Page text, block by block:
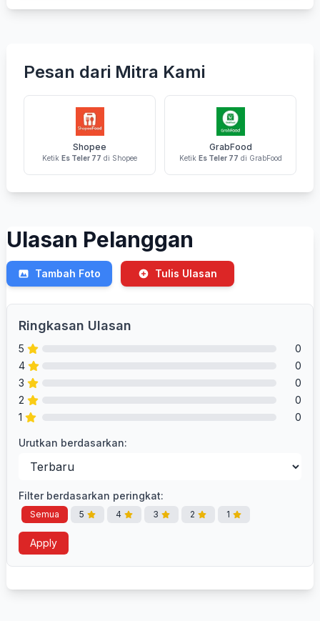
Pesan dari Mitra Kami
Shopee
Ketik Es Teler 77 di Shopee
GrabFood
Ketik Es Teler 77 di GrabFood
Ulasan Pelanggan
Tambah Foto Tulis Ulasan
Ringkasan Ulasan
5
0
4
0
3
0
2
0
1
0
Urutkan berdasarkan:
Filter berdasarkan peringkat:
Semua 5 4 3 2 1
Apply